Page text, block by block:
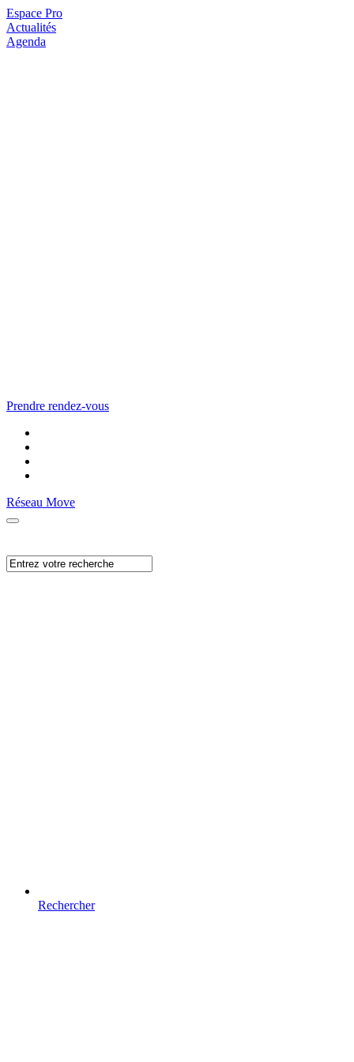
Espace Pro
Actualités
Agenda
Prendre rendez-vous
Réseau Move
Rechercher